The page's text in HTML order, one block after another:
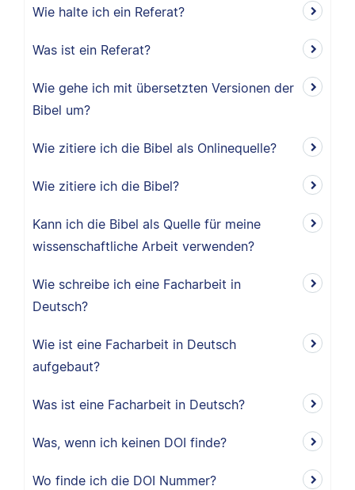
Wie halte ich ein Referat?
Was ist ein Referat?
Wie gehe ich mit übersetzten Versionen der
Bibel um?
Wie zitiere ich die Bibel als Onlinequelle?
Wie zitiere ich die Bibel?
Kann ich die Bibel als Quelle für meine
wissenschaftliche Arbeit verwenden?
Wie schreibe ich eine Facharbeit in
Deutsch?
Wie ist eine Facharbeit in Deutsch
aufgebaut?
Was ist eine Facharbeit in Deutsch?
Was, wenn ich keinen DOI finde?
Wo finde ich die DOI Nummer?